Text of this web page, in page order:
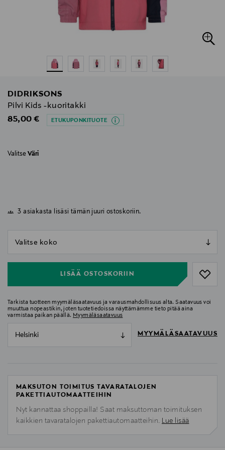
DIDRIKSONS
Pilvi Kids -kuoritakki
Original Price
85,00 € ETUKUPONKITUOTE
Valitse Väri
3 asiakasta lisäsi tämän juuri ostoskoriin.
LISÄÄ OSTOSKORIIN
Tarkista tuotteen myymäläsaatavuus ja varausmahdollisuus alta. Saatavuus voi
muuttua nopeastikin, joten tuotetiedoissa näyttämämme tieto pitää aina
varmistaa paikan päällä. Myymäläsaatavuus
Helsinki MYYMÄLÄSAATAVUUS
MAKSUTON TOIMITUS TAVARATALOJEN
PAKETTIAUTOMAATTEIHIN
Nyt kannattaa shoppailla! Saat maksuttoman toimituksen
kaikkien tavaratalojen pakettiautomaatteihin. Lue lisää